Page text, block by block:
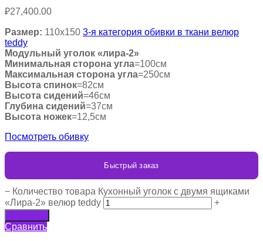
₽27,400.00
Размер: 110х150 3-я категория обивки в ткани велюр
teddy
Модульный уголок «лира-2»
Минимальная сторона угла=100см
Максимальная сторона угла=250см
Высота спинок=82см
Высота сидений=46см
Глубина сидений=37см
Высота ножек=12,5см
Посмотреть обивку
Быстрый заказ
− Количество товара Кухонный уголок с двумя ящиками
«Лира-2» велюр teddy
+
В корзину
Сравнить